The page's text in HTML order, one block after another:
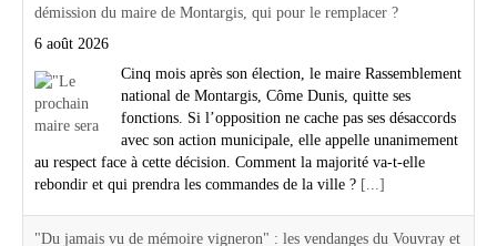
démission du maire de Montargis, qui pour le remplacer ?
6 août 2026
Cinq mois après son élection, le maire Rassemblement
national de Montargis, Côme Dunis, quitte ses
fonctions. Si l’opposition ne cache pas ses désaccords
avec son action municipale, elle appelle unanimement
au respect face à cette décision. Comment la majorité va-t-elle
rebondir et qui prendra les commandes de la ville ? [...]
"Du jamais vu de mémoire vigneron" : les vendanges du Vouvray et